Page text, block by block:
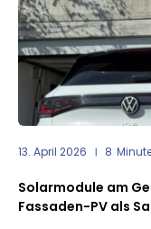
13. April 2026 8
Solarmodule am
Fassaden-PV als